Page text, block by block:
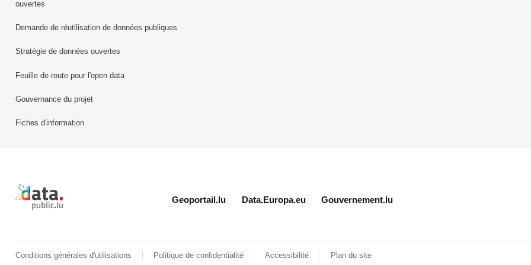
ouvertes
Demande de réutilisation de données publiques
Stratégie de données ouvertes
Feuille de route pour l'open data
Gouvernance du projet
Fiches d'information
Retour à l'accueil de data.public.lu
Geoportail.lu Data.Europa.eu Gouvernement.lu
Conditions générales d'utilisations Politique de confidentialité Accessibilité Plan du site